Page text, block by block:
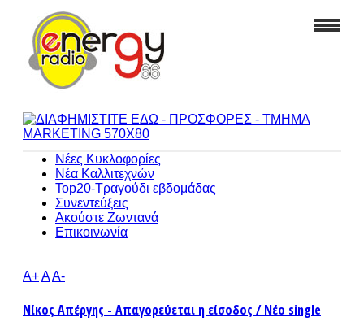
Νέες Κυκλοφορίες
Νέα Καλλιτεχνών
Top20-Τραγούδι εβδομάδας
Συνεντεύξεις
Ακούστε Ζωντανά
Επικοινωνία
A+AA-
Νίκος Απέργης - Απαγορεύεται η είσοδος / Νέο single